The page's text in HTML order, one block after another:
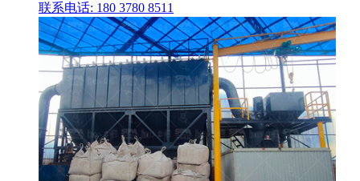
联系电话: 180 3780 8511